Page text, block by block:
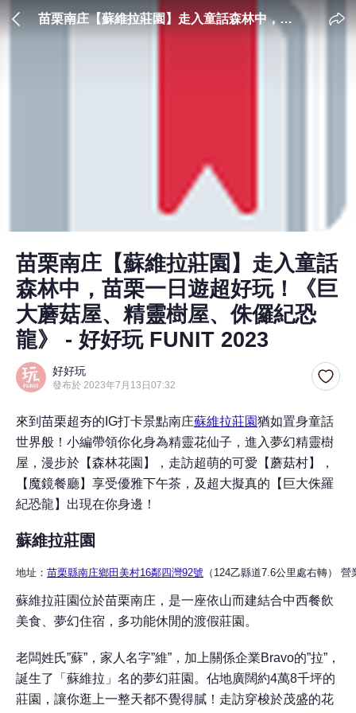
苗栗南庄【蘇維拉莊園】走入童話森林中，苗
栗一日遊超好玩！《巨大蘑菇屋、精靈樹屋、
苗栗南庄【蘇維拉莊園】走入童話
森林中，苗栗一日遊超好玩！《巨
大蘑菇屋、精靈樹屋、侏儸紀恐
龍》 - 好好玩 FUNIT 2023
好好玩
發布於 2023年7月13日07:32
來到苗栗超夯的IG打卡景點南庄蘇維拉莊園猶如置身童話
世界般！小編帶領你化身為精靈花仙子，進入夢幻精靈樹
屋，漫步於【森林花園】，走訪超萌的可愛【蘑菇村】，
【魔鏡餐廳】享受優雅下午茶，及超大擬真的【巨大侏羅
紀恐龍】出現在你身邊！
蘇維拉莊園
地址： 苗栗縣南庄鄉田美村16鄰四灣92號 （124乙縣道7.6公里處右轉）
蘇維拉莊園位於苗栗南庄，是一座依山而建結合中西餐飲
美食、夢幻住宿，多功能休閒的渡假莊園。
老闆姓氏”蘇”，家人名字”維”，加上關係企業Bravo的”拉”，
誕生了「蘇維拉」名的夢幻莊園。佔地廣闊約4萬8千坪的
莊園，讓你逛上一整天都不覺得膩！走訪穿梭於茂盛的花